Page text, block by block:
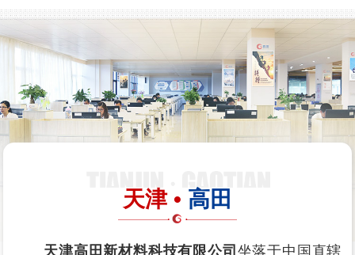
天津 • 高田
天津高田新材料科技有限公司 坐落于中国直辖